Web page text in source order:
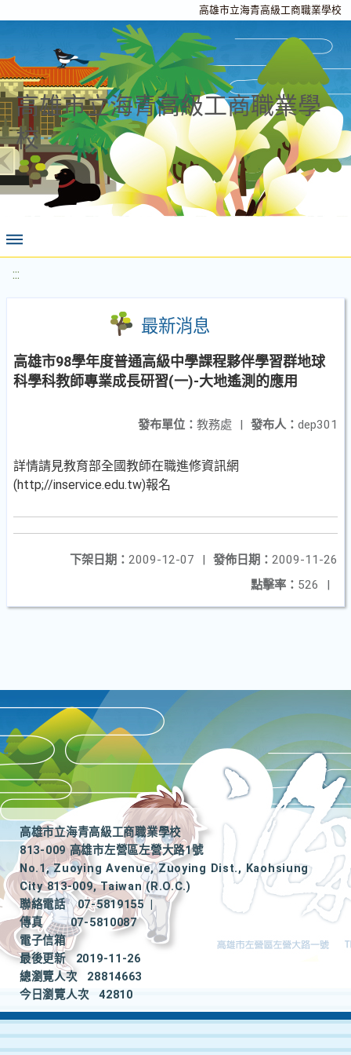
高雄市立海青高級工商職業學校
高雄市立海青高級工商職業學
校
:::
最新消息
高雄市98學年度普通高級中學課程夥伴學習群地球
科學科教師專業成長研習(一)-大地遙測的應用
發布人： dep301
發布單位： 教務處 |
詳情請見教育部全國教師在職進修資訊網
(http;//inservice.edu.tw)報名
發佈日期： 2009-11-26
下架日期： 2009-12-07
|
點擊率： 526 |
高雄市立海青高級工商職業學校
813-009 高雄市左營區左營大路1號
No.1, Zuoying Avenue, Zuoying Dist., Kaohsiung
City 813-009, Taiwan (R.O.C.)
聯絡電話
07-5819155
|
傳真
07-5810087
電子信箱
最後更新
2019-11-26
總瀏覽人次
28814663
今日瀏覽人次
42810